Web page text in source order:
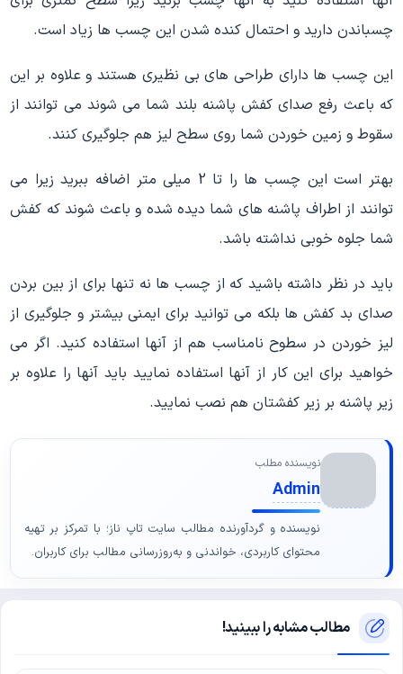
چسباندن دارید و احتمال کنده شدن این چسب ها زیاد است.
این چسب ها دارای طراحی های بی نظیری هستند و علاوه بر این
که باعث رفع صدای کفش پاشنه بلند شما می شوند می توانند از
سقوط و زمین خوردن شما روی سطح لیز هم جلوگیری کنند.
بهتر است این چسب ها را تا 2 میلی متر اضافه ببرید زیرا می
توانند از اطراف پاشنه های شما دیده شده و باعث شوند که کفش
شما جلوه خوبی نداشته باشد.
باید در نظر داشته باشید که از چسب ها نه تنها برای از بین بردن
صدای بد کفش ها بلکه می توانید برای ایمنی بیشتر و جلوگیری از
لیز خوردن در سطوح نامناسب هم از آنها استفاده کنید. اگر می
خواهید برای این کار از آنها استفاده نمایید باید آنها را علاوه بر
زیر پاشنه بر زیر کفشتان هم نصب نمایید.
نویسنده مطلب
Admin
نویسنده و گردآورنده مطالب سایت تاپ ناز؛ با تمرکز بر تهیه
محتوای کاربردی، خواندنی و به‌روزرسانی مطالب برای کاربران.
مطالب مشابه را ببینید!